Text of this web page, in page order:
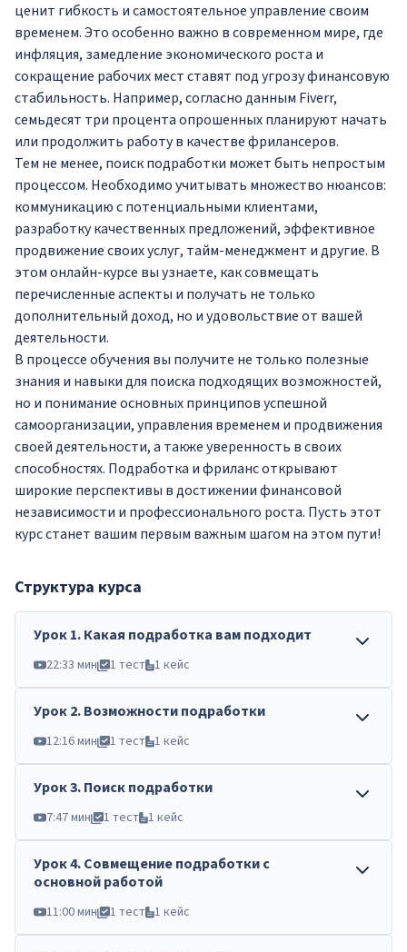
ценит гибкость и самостоятельное управление своим
временем. Это особенно важно в современном мире, где
инфляция, замедление экономического роста и
сокращение рабочих мест ставят под угрозу финансовую
стабильность. Например, согласно данным Fiverr,
семьдесят три процента опрошенных планируют начать
или продолжить работу в качестве фрилансеров.
Тем не менее, поиск подработки может быть непростым
процессом. Необходимо учитывать множество нюансов:
коммуникацию с потенциальными клиентами,
разработку качественных предложений, эффективное
продвижение своих услуг, тайм-менеджмент и другие. В
этом онлайн-курсе вы узнаете, как совмещать
перечисленные аспекты и получать не только
дополнительный доход, но и удовольствие от вашей
деятельности.
В процессе обучения вы получите не только полезные
знания и навыки для поиска подходящих возможностей,
но и понимание основных принципов успешной
самоорганизации, управления временем и продвижения
своей деятельности, а также уверенность в своих
способностях. Подработка и фриланс открывают
широкие перспективы в достижении финансовой
независимости и профессионального роста. Пусть этот
курс станет вашим первым важным шагом на этом пути!
Структура курса
Урок1.Какая подработка вам подходит
22:33 мин 1 тест 1 кейс
Урок2.Возможности подработки
12:16 мин 1 тест 1 кейс
Урок3.Поиск подработки
7:47 мин 1 тест 1 кейс
Урок4.Совмещение подработки с
основной работой
11:00 мин 1 тест 1 кейс